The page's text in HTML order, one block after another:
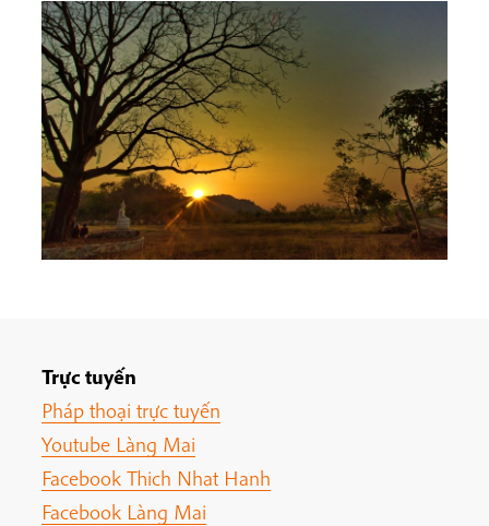
Trực tuyến
Pháp thoại trực tuyến
Youtube Làng Mai
Facebook Thich Nhat Hanh
Facebook Làng Mai